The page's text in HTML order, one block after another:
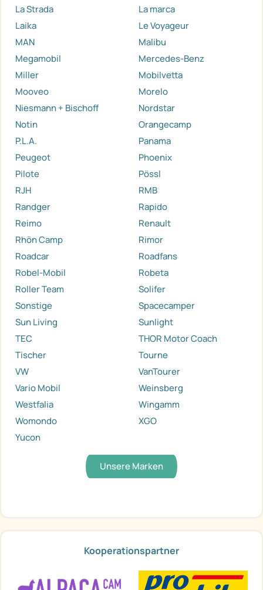
La Strada
La marca
Laika
Le Voyageur
MAN
Malibu
Megamobil
Mercedes-Benz
Miller
Mobilvetta
Mooveo
Morelo
Niesmann + Bischoff
Nordstar
Notin
Orangecamp
P.L.A.
Panama
Peugeot
Phoenix
Pilote
Pössl
RJH
RMB
Randger
Rapido
Reimo
Renault
Rhön Camp
Rimor
Roadcar
Roadfans
Robel-Mobil
Robeta
Roller Team
Solifer
Sonstige
Spacecamper
Sun Living
Sunlight
TEC
THOR Motor Coach
Tischer
Tourne
VW
VanTourer
Vario Mobil
Weinsberg
Westfalia
Wingamm
Womondo
XGO
Yucon
Unsere Marken
Kooperationspartner